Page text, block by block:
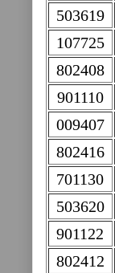
503619
107725
802408
901110
009407
802416
701130
503620
901122
802412